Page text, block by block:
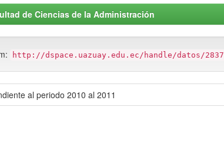
de Ciencias de la Administración
http://dspace.uazuay.edu.ec/handle/datos/2837
al periodo 2010 al 2011